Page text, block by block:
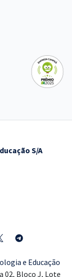
S/A
e Educação
02, Bloco J, Lote